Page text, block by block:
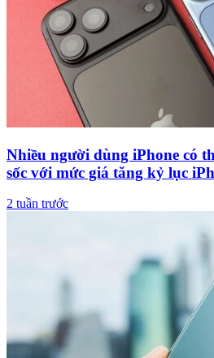
Nhiều người dùng iPhone có
sốc với mức giá tăng kỷ lục
2 tuần trước